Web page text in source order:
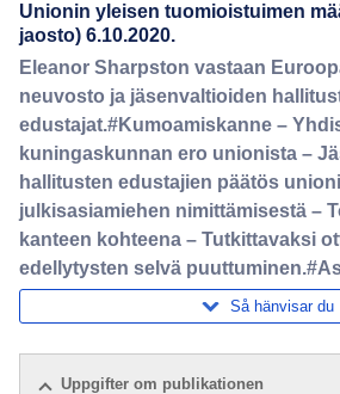
Unionin yleisen tuomioistuimen
jaosto) 6.10.2020.
Eleanor Sharpston vastaan
neuvosto ja jäsenvaltioiden
edustajat.#Kumoamiskanne –
kuningaskunnan ero unionista –
hallitusten edustajien päätös
julkisasiamiehen nimittämisestä –
kanteen kohteena – Tutkittavaksi
edellytysten selvä
Så hänvisar du
Uppgifter om publikationen